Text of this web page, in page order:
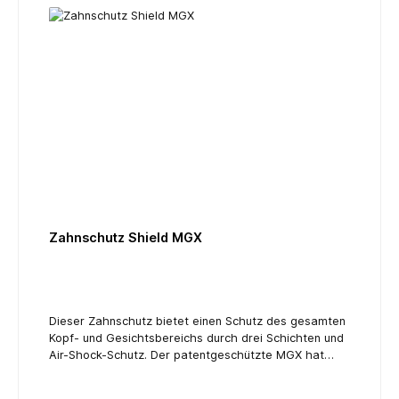
angepaßt werden.Schutzgrad: ****
Zahnschutz Shield MGX
Dieser Zahnschutz bietet einen Schutz des gesamten
Kopf- und Gesichtsbereichs durch drei Schichten und
Air-Shock-Schutz. Der patentgeschützte MGX hat